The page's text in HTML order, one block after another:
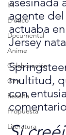
IA
Erótico
Documental
Anime
Colaboración
Gira
Reseña
Propuesta
Literatura
agente del
actuaba
Jersey
multitud,
con